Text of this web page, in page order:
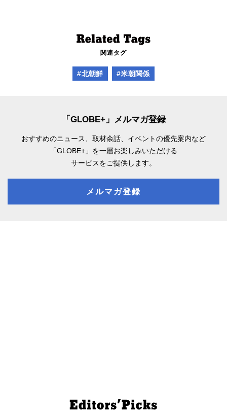
関連タグ
#北朝鮮 #米朝関係
「GLOBE+」メルマガ登録
おすすめのニュース、取材余話、 イベントの優先案内など
「GLOBE+」を一層お楽しみいただける
サービスをご提供します。
メルマガ登録